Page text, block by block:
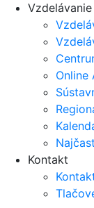
Vzdelávanie
Online
Kontakt